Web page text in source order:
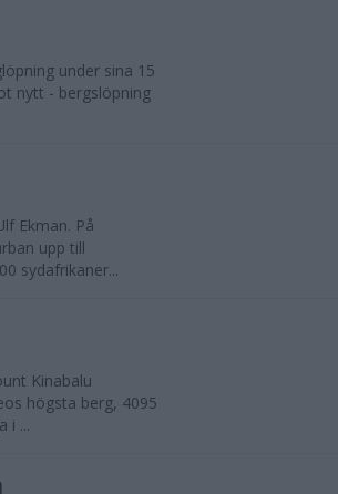
under sina 15
nytt - bergslöpning
Ekman. På
upp till
sydafrikaner...
Kinabalu
högsta berg, 4095
i ...